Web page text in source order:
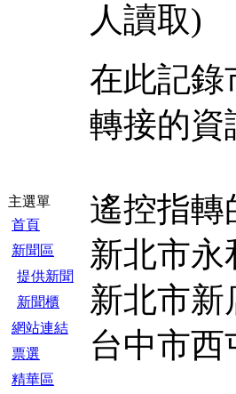
主選單
首頁
新聞區
提供新聞
新聞櫃
網站連結
票選
精華區
人讀取)
在此記錄
轉接的資
遙控指轉
新北市永
新北市新
台中市西